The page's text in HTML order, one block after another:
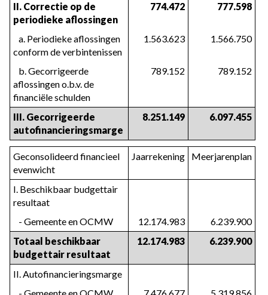
II. Correctie op de
periodieke aflossingen
774.472 777.598
conform de verbintenissen
1.563.623 1.566.750
aflossingen o.b.v. de
financiële schulden
789.152 789.152
III. Gecorrigeerde
autofinancieringsmarge
8.251.149 6.097.455
Geconsolideerd financieel
evenwicht
Jaarrekening Meerjarenplan
I. Beschikbaar budgettair
resultaat
   - Gemeente en OCMW
12.174.983
6.239.900
Totaal beschikbaar
budgettair resultaat
12.174.983 6.239.900
II. Autofinancieringsmarge